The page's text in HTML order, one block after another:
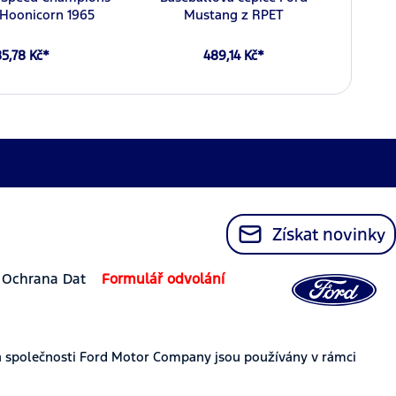
1965
Kč*
Mustang z RPET
489,14 Kč*
Získat novinky
Ochrana Dat
Formulář odvolání
Ford Motor Company jsou používány v rámci